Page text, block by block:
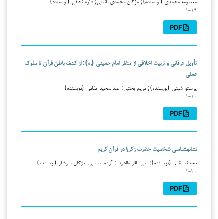
۱-۱۹
تأویل عرفانی و تربیت اخلاقی از منظر امام خمینی (ره): از کشف باطن قرآن تا سلوک
عملی
پرستو شینی (نویسنده); مریم بختیار; عبدالمجید مقامی (نویسنده)
۱-۱۰
نشانه‏شناسی شخصیت حضرت زکریا در قرآن کریم
محدثه مقیم (نویسنده); علی باقر طاهرنیا; آزاده عباسی, مژگان سرشار (نویسنده)
۱-۲۰